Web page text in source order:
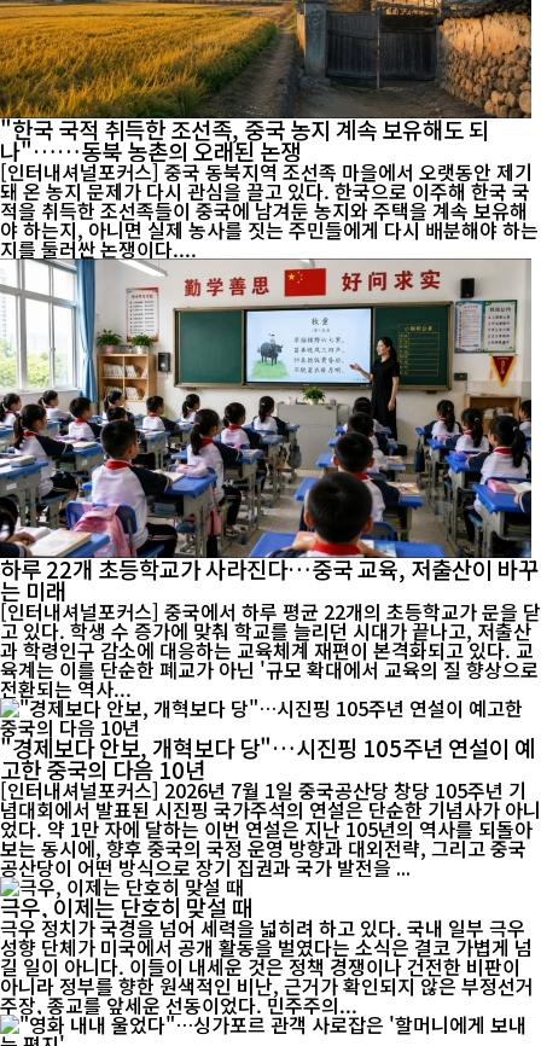
"한국 국적 취득한 조선족, 중국 농지 계속 보유해도 되
나"……동북 농촌의 오래된 논쟁
[인터내셔널포커스] 중국 동북지역 조선족 마을에서 오랫동안 제기
돼 온 농지 문제가 다시 관심을 끌고 있다. 한국으로 이주해 한국 국
적을 취득한 조선족들이 중국에 남겨둔 농지와 주택을 계속 보유해
야 하는지, 아니면 실제 농사를 짓는 주민들에게 다시 배분해야 하는
지를 둘러싼 논쟁이다....
하루 22개 초등학교가 사라진다…중국 교육, 저출산이 바꾸
는 미래
[인터내셔널포커스] 중국에서 하루 평균 22개의 초등학교가 문을 닫
고 있다. 학생 수 증가에 맞춰 학교를 늘리던 시대가 끝나고, 저출산
과 학령인구 감소에 대응하는 교육체계 재편이 본격화되고 있다. 교
육계는 이를 단순한 폐교가 아닌 '규모 확대에서 교육의 질 향상으로
전환되는 역사...
"경제보다 안보, 개혁보다 당"…시진핑 105주년 연설이 예
고한 중국의 다음 10년
[인터내셔널포커스] 2026년 7월 1일 중국공산당 창당 105주년 기
념대회에서 발표된 시진핑 국가주석의 연설은 단순한 기념사가 아니
었다. 약 1만 자에 달하는 이번 연설은 지난 105년의 역사를 되돌아
보는 동시에, 향후 중국의 국정 운영 방향과 대외전략, 그리고 중국
공산당이 어떤 방식으로 장기 집권과 국가 발전을 ...
극우, 이제는 단호히 맞설 때
극우 정치가 국경을 넘어 세력을 넓히려 하고 있다. 국내 일부 극우
성향 단체가 미국에서 공개 활동을 벌였다는 소식은 결코 가볍게 넘
길 일이 아니다. 이들이 내세운 것은 정책 경쟁이나 건전한 비판이
아니라 정부를 향한 원색적인 비난, 근거가 확인되지 않은 부정선거
주장, 종교를 앞세운 선동이었다. 민주주의...